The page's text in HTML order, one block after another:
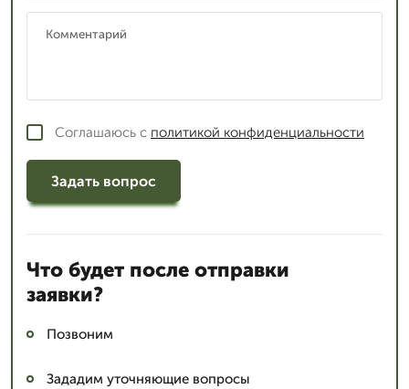
Соглашаюсь с политикой конфиденциальности
Задать вопрос
Что будет после отправки
заявки?
Позвоним
Зададим уточняющие вопросы